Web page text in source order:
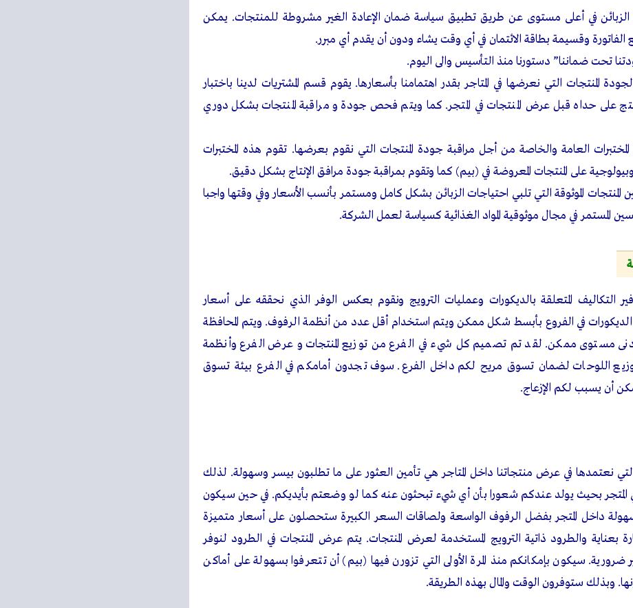
في أعلى مستوى عن طريق تطبيق سياسة ضمان الإعادة الغير مشروطة للمنتجات. يمكن
الفاتورة وقسيمة بطاقة الائتمان في أي وقت يشاء ودون أن يقدم أي مبرر.
تحت ضماننا” دستورنا منذ التأسيس والى اليوم.
المنتجات التي نعرضها في المتاجر بقدر اهتمامنا بأسعارها. يقوم قسم المشتريات لدينا باختبار
على حداه قبل عرض المنتجات في المتجر. كما ويتم فحص جودة و مراقبة المنتجات بشكل دوري
العامة والخاصة من أجل مراقبة جودة المنتجات التي نقوم بعرضها. تقوم هذه المختبرات
على المنتجات المعروضة في (بيم) كما وتقوم بمراقبة جودة مرافق الإنتاج بشكل دقيق.
الموثوقة التي تلبي احتياجات الزبائن بشكل كامل ومستمر بأنسب الأسعار وفي وقتها واجبا
المستمر في مجال موثوقية المواد الغذائية كسياسة لعمل الشركة.
التكاليف المتعلقة بالديكورات وعمليات الترويج ونقوم بعكس الوفر الذي نحققه على أسعار
الديكورات في الفروع بأبسط شكل ممكن ويتم استخدام أقل عدد من أنظمة الرفوف. ويتم المحافظة
مستوى ممكن. لقد تم تصميم كل شيء في الفرع من توزيع المنتجات و عرض الفرع وأنظمة
اللوحات لضمان تسوق مريح لكم داخل الفرع. سوف تجدون أمامكم في الفرع بيئة تسوق
أن يسبب لكم الإزعاج.
نعتمدها في عرض منتجاتنا داخل المتاجر هي تأمين العثور على ما تطلبون بيسر وسهولة. لذلك
المتجر بحيث يولد عندكم شعورا بأن أي شيء تبحثون عنه كما لو وضعتم بأيديكم. في حين سيكون
داخل المتجر بفضل الرفوف الواسعة ولصاقات السعر الكبيرة ستحصلون على أسعار متميزة
بعناية والطرود ذاتية الترويج المستخدمة لعرض المنتجات. يتم عرض المنتجات في الطرود لنوفر
ضرورية. سيكون بإمكانكم منذ المرة الأولى التي تزورن فيها (بيم) أن تتعرفوا بسهولة على أماكن
وبذلك ستوفرون الوقت والمال بهذه الطريقة.